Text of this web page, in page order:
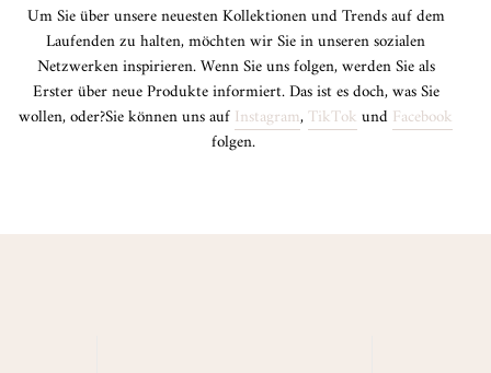
Um Sie über unsere neuesten Kollektionen und Trends auf dem
Laufenden zu halten, möchten wir Sie in unseren sozialen
Netzwerken inspirieren. Wenn Sie uns folgen, werden Sie als
Erster über neue Produkte informiert. Das ist es doch, was Sie
wollen, oder?Sie können uns aufInstagram,TikTokundFacebook
folgen.